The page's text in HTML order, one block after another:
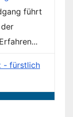
führt
- fürstlich